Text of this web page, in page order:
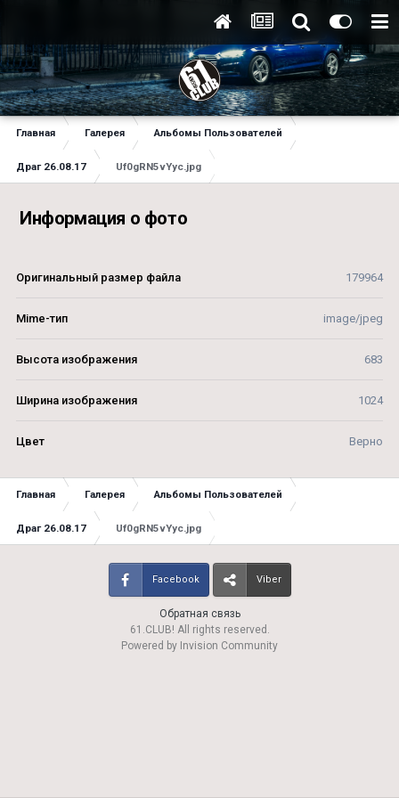
Главная Галерея Альбомы Пользователей
Драг 26.08.17 Uf0gRN5vYyc.jpg
Информация о фото
Оригинальный размер файла 179964
Mime-тип image/jpeg
Высота изображения 683
Ширина изображения 1024
Цвет Верно
Главная Галерея Альбомы Пользователей
Драг 26.08.17 Uf0gRN5vYyc.jpg
Обратная связь
Facebook Viber
61.CLUB! All rights reserved.
Powered by Invision Community